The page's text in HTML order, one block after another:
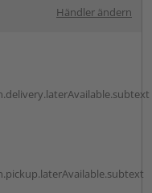
Händler ändern